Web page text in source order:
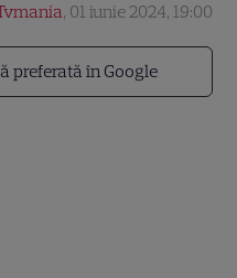
preferată în Google
, 01 iunie 2024, 19:00